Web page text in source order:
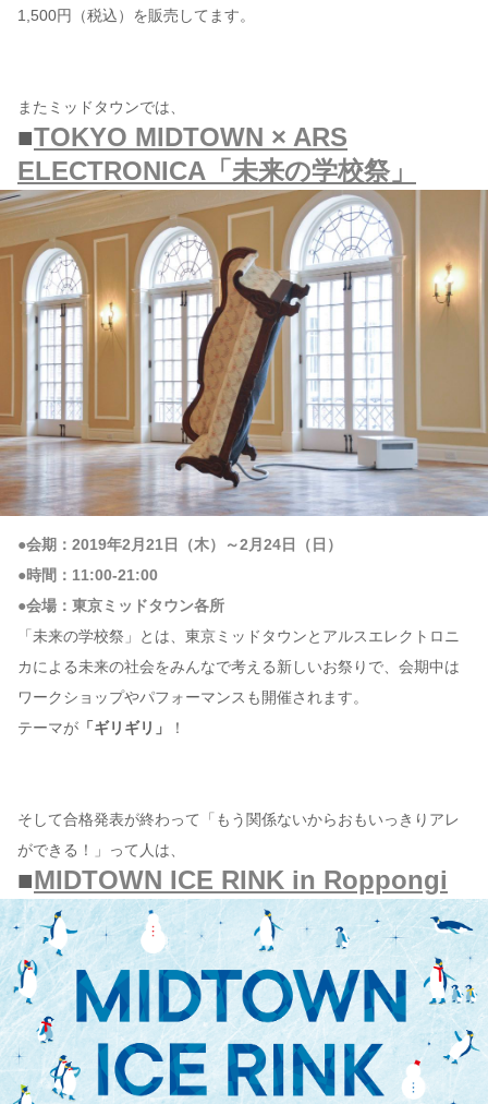
1,500円（税込）を販売してます。
またミッドタウンでは、
■TOKYO MIDTOWN × ARS
ELECTRONICA「未来の学校祭」
●会期：2019年2月21日（木）～2月24日（日）
●時間：11:00-21:00
●会場：東京ミッドタウン各所
「未来の学校祭」とは、東京ミッドタウンとアルスエレクトロニ
カによる未来の社会をみんなで考える新しいお祭りで、会期中は
ワークショップやパフォーマンスも開催されます。
テーマが 「ギリギリ」 ！
そして合格発表が終わって「もう関係ないからおもいっきりアレ
ができる！」って人は、
■MIDTOWN ICE RINK in Roppongi